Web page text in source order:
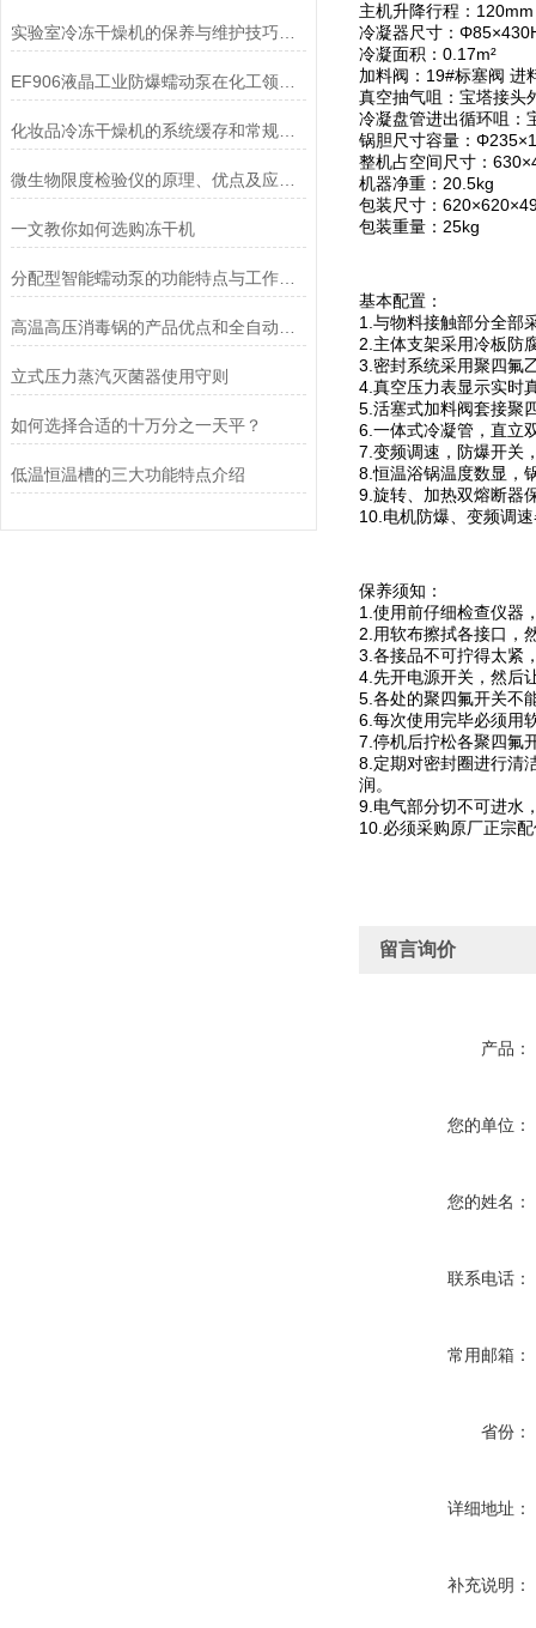
化妆品冷冻干燥机的系统缓存和常规冻干方法的优点
一文教你如何选购冻干机
分配型智能蠕动泵的功能特点与工作模式介绍
立式压力蒸汽灭菌器使用守则
如何选择合适的十万分之一天平？
低温恒温槽的三大功能特点介绍
主机升降行程：120mm
冷凝器尺寸：
冷凝面积：0.17m²
加料阀：19#标塞阀 进
真空抽气咀：宝塔接头
冷凝盘管进出循环咀：
锅胆尺寸容量：
整机占空间尺寸：
机器净重：20.5kg
包装尺寸：
包装重量：25kg
基本配置：
1.与物料接触部分全部
2.主体支架采用冷板防
3.密封系统采用聚四氟
4.真空压力表显示实时
5.活塞式加料阀套接聚
6.一体式冷凝管，直立
7.变频调速，防爆开关
8.恒温浴锅温度数显，
9.旋转、加热双熔断器
10.电机防爆、变频调
保养须知：
1.使用前仔细检查仪器
2.用软布擦拭各接口，
3.各接品不可拧得太紧
4.先开电源开关，然后
5.各处的聚四氟开关不
6.每次使用完毕必须用
7.停机后拧松各聚四氟
8.定期对密封圈进行清
润。
9.电气部分切不可进水
10.必须采购原厂正宗
留言询价
产品：
您的单位：
您的姓名：
联系电话：
常用邮箱：
省份：
详细地址：
补充说明：